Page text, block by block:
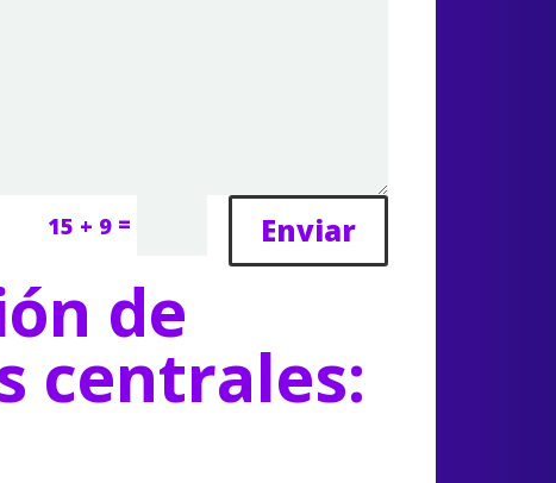
15 + 9 = Enviar
de
centrales: